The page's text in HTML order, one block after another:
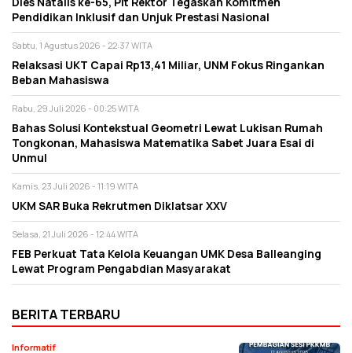
Pendidikan Inklusif dan Unjuk Prestasi Nasional
Sabtu, 1 Agustus 2026 - 22:37 WITA
Relaksasi UKT Capai Rp13,41 Miliar, UNM Fokus Ringankan
Beban Mahasiswa
Rabu, 29 Juli 2026 - 00:25 WITA
Bahas Solusi Kontekstual Geometri Lewat Lukisan Rumah
Tongkonan, Mahasiswa Matematika Sabet Juara Esai di
Unmul
Kamis, 23 Juli 2026 - 11:19 WITA
UKM SAR Buka Rekrutmen Diklatsar XXV
Selasa, 21 Juli 2026 - 12:44 WITA
FEB Perkuat Tata Kelola Keuangan UMK Desa Balleanging
Lewat Program Pengabdian Masyarakat
BERITA TERBARU
Informatif